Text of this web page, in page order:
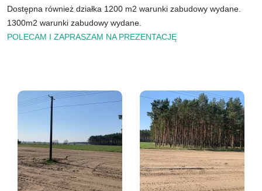
Dostępna również działka 1200 m2 warunki zabudowy wydane.
1300m2 warunki zabudowy wydane.
POLECAM I ZAPRASZAM NA PREZENTACJĘ